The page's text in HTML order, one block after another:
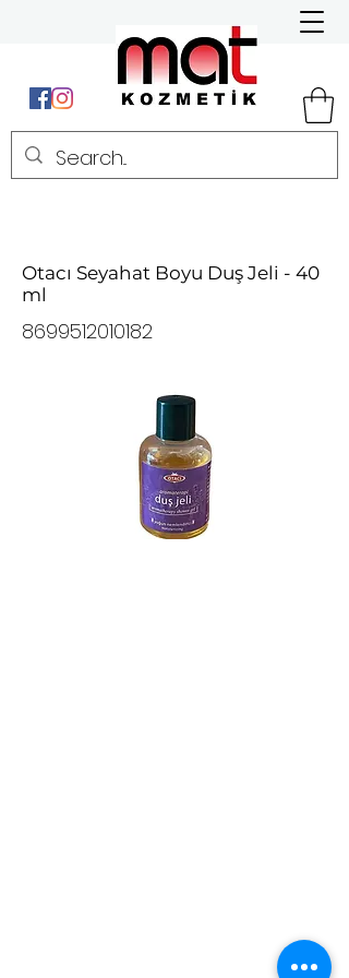
Otacı Seyahat Boyu Duş Jeli - 40
ml
8699512010182